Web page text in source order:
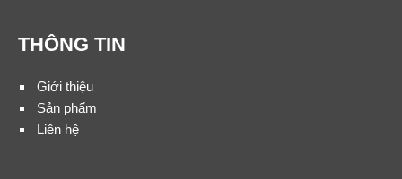
THÔNG TIN
Giới thiệu
Sản phẩm
Liên hệ